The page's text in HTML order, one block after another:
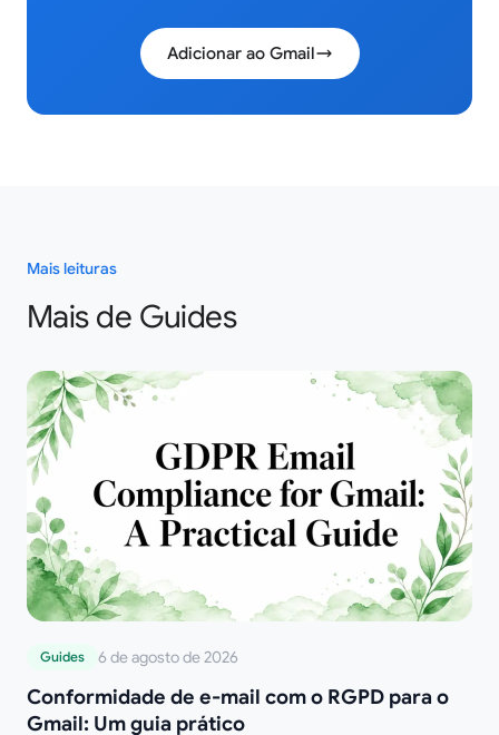
Adicionar ao Gmail
Mais leituras
Mais de Guides
Guides 6 de agosto de 2026
Conformidade de e-mail com o RGPD para o
Gmail: Um guia prático